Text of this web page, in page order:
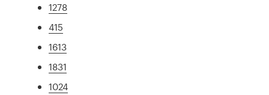
1278
415
1613
1831
1024